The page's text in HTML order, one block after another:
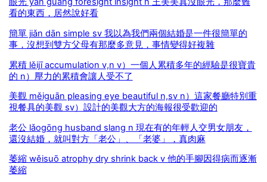
看的東西，居然說好看
簡單 jiǎn dān simple sv 我以為我們兩個結婚是一件很簡單的
事，沒想到雙方父母有那麼多意見，事情變得好複雜
累積 lěijī accumulation v,n v）一個人累積多年的經驗是很寶貴
的 n）壓力的累積會讓人受不了
美觀 měiguān pleasing eye beautiful n,sv n）這家餐廳特別重
視餐具的美觀 sv）設計的美觀大方的海報很受歡迎的
老公 lǎogōng husband slang n 現在有的年輕人交男女朋友，
還沒結婚，就叫對方「老公」、「老婆」，真肉麻
萎縮 wěisuō atrophy dry shrink back v 他的手腳因得病而逐漸
萎縮